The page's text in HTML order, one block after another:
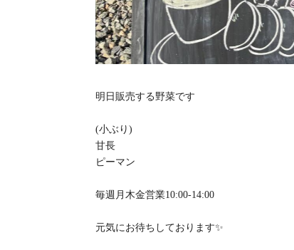
明日販売する野菜です
(小ぶり)
甘長
ピーマン
毎週月木金営業10:00-14:00
元気にお待ちしております✨